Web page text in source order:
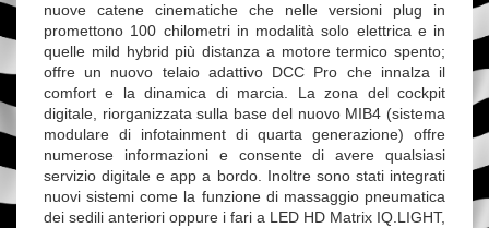
nuove catene cinematiche che nelle versioni plug in
promettono 100 chilometri in modalità solo elettrica e in
quelle mild hybrid più distanza a motore termico spento;
offre un nuovo telaio adattivo DCC Pro che innalza il
comfort e la dinamica di marcia. La zona del cockpit
digitale, riorganizzata sulla base del nuovo MIB4 (sistema
modulare di infotainment di quarta generazione) offre
numerose informazioni e consente di avere qualsiasi
servizio digitale e app a bordo. Inoltre sono stati integrati
nuovi sistemi come la funzione di massaggio pneumatica
dei sedili anteriori oppure i fari a LED HD Matrix IQ.LIGHT,